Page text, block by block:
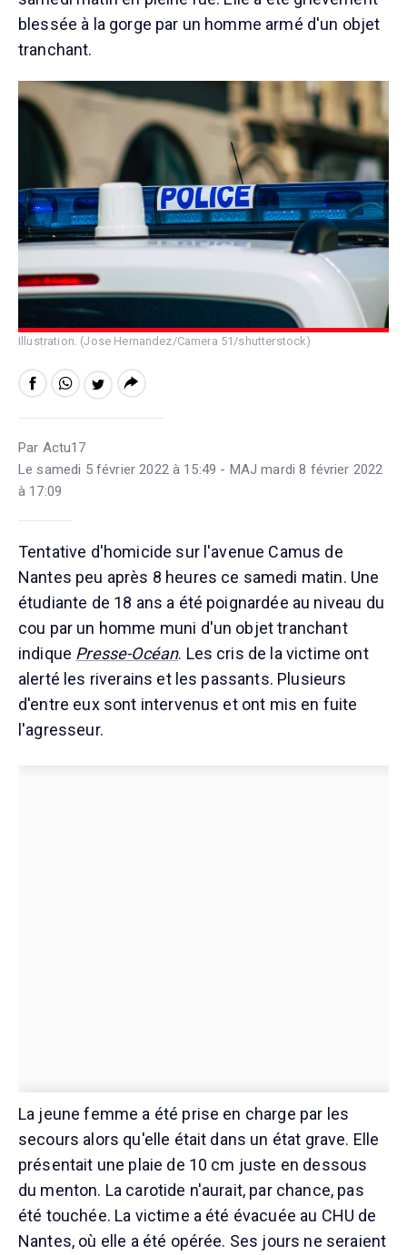
blessée à la gorge par un homme armé d'un objet
tranchant.
Illustration. (Jose Hernandez/Camera 51/shutterstock)
Par Actu17
Le samedi 5 février 2022 à 15:49 - MAJ mardi 8 février 2022
à 17:09
Tentative d'homicide sur l'avenue Camus de
Nantes peu après 8 heures ce samedi matin. Une
étudiante de 18 ans a été poignardée au niveau du
cou par un homme muni d'un objet tranchant
indique Presse-Océan. Les cris de la victime ont
alerté les riverains et les passants. Plusieurs
d'entre eux sont intervenus et ont mis en fuite
l'agresseur.
La jeune femme a été prise en charge par les
secours alors qu'elle était dans un état grave. Elle
présentait une plaie de 10 cm juste en dessous
du menton. La carotide n'aurait, par chance, pas
été touchée. La victime a été évacuée au CHU de
Nantes, où elle a été opérée. Ses jours ne seraient